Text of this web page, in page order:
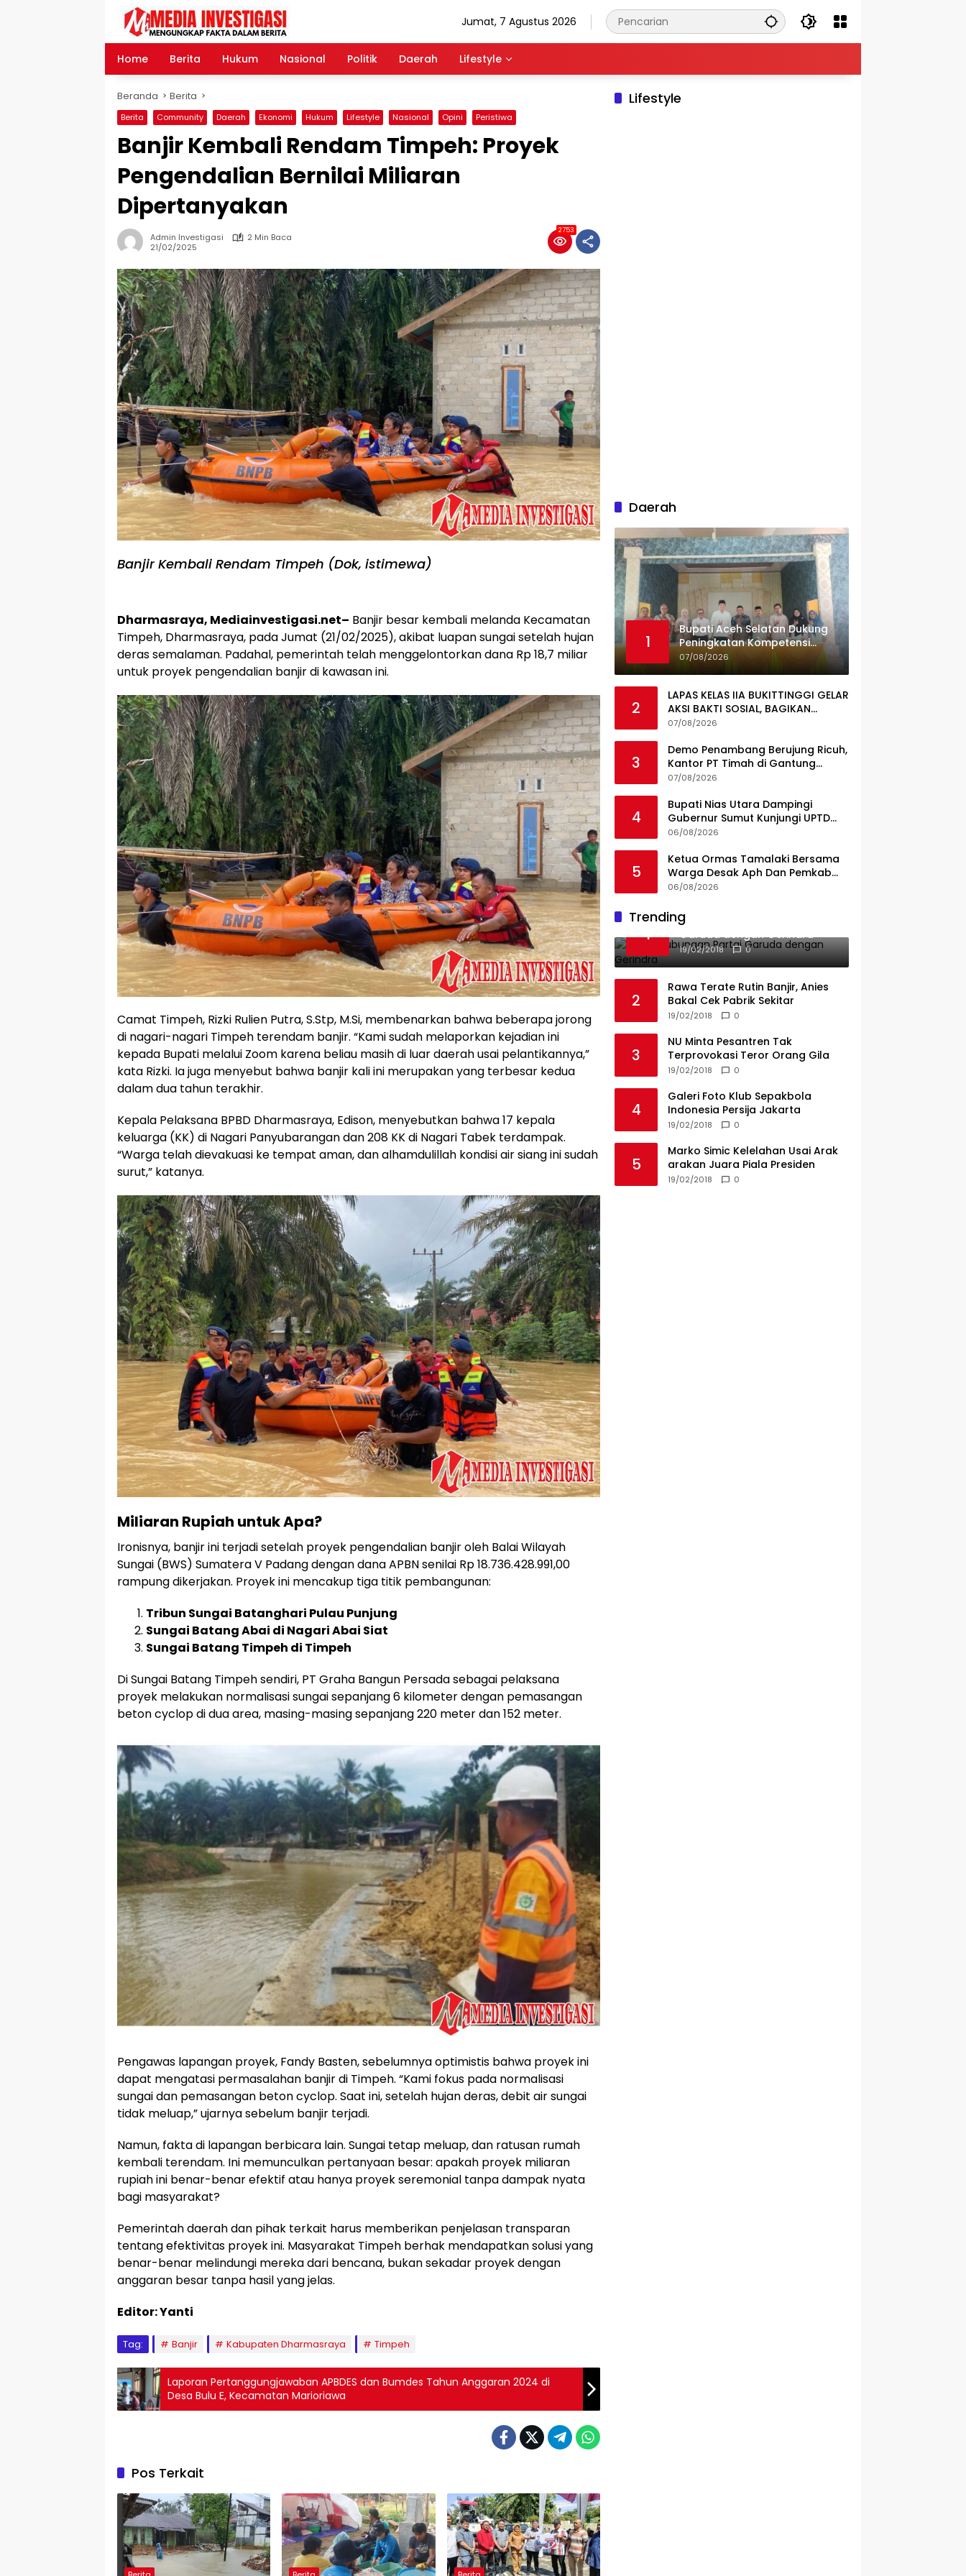
Jumat, 7 Agustus 2026
Home Berita Hukum Nasional Politik Daerah Lifestyle
Beranda Berita
Berita Community Daerah Ekonomi Hukum Lifestyle Nasional Opini Peristiwa
Banjir Kembali Rendam Timpeh: Proyek
Pengendalian Bernilai Miliaran
Dipertanyakan
Admin Investigasi
2 Min Baca
21/02/2025
2753
Banjir Kembali Rendam Timpeh (Dok, istimewa)
Dharmasraya, Mediainvestigasi.net– Banjir besar kembali melanda Kecamatan
Timpeh, Dharmasraya, pada Jumat (21/02/2025), akibat luapan sungai setelah hujan
deras semalaman. Padahal, pemerintah telah menggelontorkan dana Rp 18,7 miliar
untuk proyek pengendalian banjir di kawasan ini.
Camat Timpeh, Rizki Rulien Putra, S.Stp, M.Si, membenarkan bahwa beberapa jorong
di nagari-nagari Timpeh terendam banjir. “Kami sudah melaporkan kejadian ini
kepada Bupati melalui Zoom karena beliau masih di luar daerah usai pelantikannya,”
kata Rizki. Ia juga menyebut bahwa banjir kali ini merupakan yang terbesar kedua
dalam dua tahun terakhir.
Kepala Pelaksana BPBD Dharmasraya, Edison, menyebutkan bahwa 17 kepala
keluarga (KK) di Nagari Panyubarangan dan 208 KK di Nagari Tabek terdampak.
“Warga telah dievakuasi ke tempat aman, dan alhamdulillah kondisi air siang ini sudah
surut,” katanya.
Miliaran Rupiah untuk Apa?
Ironisnya, banjir ini terjadi setelah proyek pengendalian banjir oleh Balai Wilayah
Sungai (BWS) Sumatera V Padang dengan dana APBN senilai Rp 18.736.428.991,00
rampung dikerjakan. Proyek ini mencakup tiga titik pembangunan:
Tribun Sungai Batanghari Pulau Punjung
Sungai Batang Abai di Nagari Abai Siat
Sungai Batang Timpeh di Timpeh
Di Sungai Batang Timpeh sendiri, PT Graha Bangun Persada sebagai pelaksana
proyek melakukan normalisasi sungai sepanjang 6 kilometer dengan pemasangan
beton cyclop di dua area, masing-masing sepanjang 220 meter dan 152 meter.
Pengawas lapangan proyek, Fandy Basten, sebelumnya optimistis bahwa proyek ini
dapat mengatasi permasalahan banjir di Timpeh. “Kami fokus pada normalisasi
sungai dan pemasangan beton cyclop. Saat ini, setelah hujan deras, debit air sungai
tidak meluap,” ujarnya sebelum banjir terjadi.
Namun, fakta di lapangan berbicara lain. Sungai tetap meluap, dan ratusan rumah
kembali terendam. Ini memunculkan pertanyaan besar: apakah proyek miliaran
rupiah ini benar-benar efektif atau hanya proyek seremonial tanpa dampak nyata
bagi masyarakat?
Pemerintah daerah dan pihak terkait harus memberikan penjelasan transparan
tentang efektivitas proyek ini. Masyarakat Timpeh berhak mendapatkan solusi yang
benar-benar melindungi mereka dari bencana, bukan sekadar proyek dengan
anggaran besar tanpa hasil yang jelas.
Editor: Yanti
Tag: Banjir Kabupaten Dharmasraya Timpeh
Laporan Pertanggungjawaban APBDES dan Bumdes Tahun Anggaran 2024 di
Desa Bulu E, Kecamatan Marioriawa
Pos Terkait
Lifestyle
Daerah
1
Bupati Aceh Selatan Dukung
Peningkatan Kompetensi
Guru, Pemkab Jajaki Kerja
Sama dengan Pascasarjana
07/08/2026
2
LAPAS KELAS IIA BUKITTINGGI GELAR
AKSI BAKTI SOSIAL, BAGIKAN
SEMBAKO KEPADA MASYARAKAT
07/08/2026
3
Demo Penambang Berujung Ricuh,
Kantor PT Timah di Gantung
Terbakar; Tuntutan Tata Niaga
07/08/2026
4
Bupati Nias Utara Dampingi
Gubernur Sumut Kunjungi UPTD
Puskesmas Lahewa
06/08/2026
5
Ketua Ormas Tamalaki Bersama
Warga Desak Aph Dan Pemkab
Konsel Tangkap Pelaku Angkut
PT KAP Melintas Jalan Umum
06/08/2026
Trending
1
Ini Dia Hubungan Partai
Garuda dengan Gerindra
19/02/2018 0
2
Rawa Terate Rutin Banjir, Anies
Bakal Cek Pabrik Sekitar
19/02/2018 0
3
NU Minta Pesantren Tak
Terprovokasi Teror Orang Gila
19/02/2018 0
4
Galeri Foto Klub Sepakbola
Indonesia Persija Jakarta
19/02/2018 0
5
Marko Simic Kelelahan Usai Arak
arakan Juara Piala Presiden
19/02/2018 0